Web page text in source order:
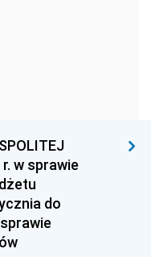
1937
w sprawie
do